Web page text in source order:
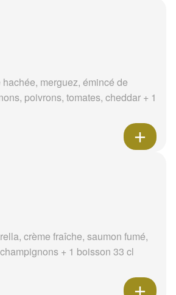
merguez, émincé de
poivrons, tomates, cheddar + 1
crème fraîche, saumon fumé,
+ 1 boisson 33 cl